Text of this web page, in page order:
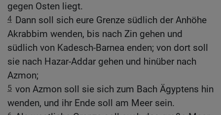
gegen Osten liegt.
4 Dann soll sich eure Grenze südlich der Anhöhe
Akrabbim wenden, bis nach Zin gehen und
südlich von Kadesch-Barnea enden; von dort soll
sie nach Hazar-Addar gehen und hinüber nach
Azmon;
5 von Azmon soll sie sich zum Bach Ägyptens hin
wenden, und ihr Ende soll am Meer sein.